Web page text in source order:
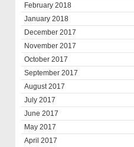
February 2018
January 2018
December 2017
November 2017
October 2017
September 2017
August 2017
July 2017
June 2017
May 2017
April 2017